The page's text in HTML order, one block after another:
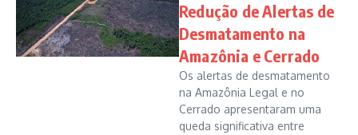
Redução de Alertas de
Desmatamento na
Amazônia e Cerrado
Os alertas de desmatamento
na Amazônia Legal e no
Cerrado apresentaram uma
queda significativa entre